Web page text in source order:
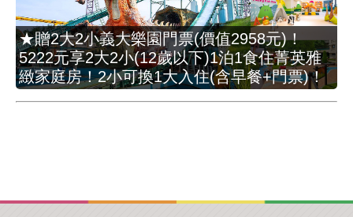
★贈2大2小義大樂園門票(價值2958元)！
5222元享2大2小(12歲以下)1泊1食住菁英雅
緻家庭房！2小可換1大入住(含早餐+門票)！